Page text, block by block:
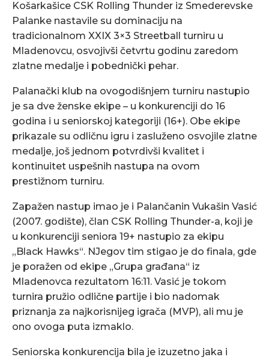
Košarkašice CSK Rolling Thunder iz Smederevske
Palanke nastavile su dominaciju na
tradicionalnom XXIX 3×3 Streetball turniru u
Mladenovcu, osvojivši četvrtu godinu zaredom
zlatne medalje i pobednički pehar.
Palanački klub na ovogodišnjem turniru nastupio
je sa dve ženske ekipe – u konkurenciji do 16
godina i u seniorskoj kategoriji (16+). Obe ekipe
prikazale su odličnu igru i zasluženo osvojile zlatne
medalje, još jednom potvrdivši kvalitet i
kontinuitet uspešnih nastupa na ovom
prestižnom turniru.
Zapažen nastup imao je i Palančanin Vukašin Vasić
(2007. godište), član CSK Rolling Thunder-a, koji je
u konkurenciji seniora 19+ nastupio za ekipu
„Black Hawks“. NJegov tim stigao je do finala, gde
je poražen od ekipe „Grupa građana“ iz
Mladenovca rezultatom 16:11. Vasić je tokom
turnira pružio odlične partije i bio nadomak
priznanja za najkorisnijeg igrača (MVP), ali mu je
ono ovoga puta izmaklo.
Seniorska konkurencija bila je izuzetno jaka i